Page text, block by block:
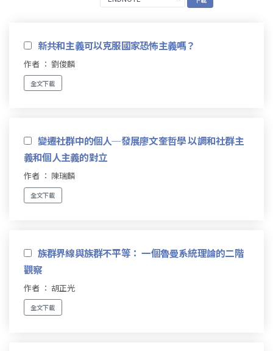
新共和主義可以克服國家恐怖主義嗎？
作者 ： 劉俊麟
全文下載
變遷社群中的個人─發展廖文奎哲學 以調和社群主
義和個人主義的對立
作者 ： 陳瑞麟
全文下載
族群界線與族群不平等： 一個魯曼系統理論的二階
觀察
作者 ： 胡正光
全文下載